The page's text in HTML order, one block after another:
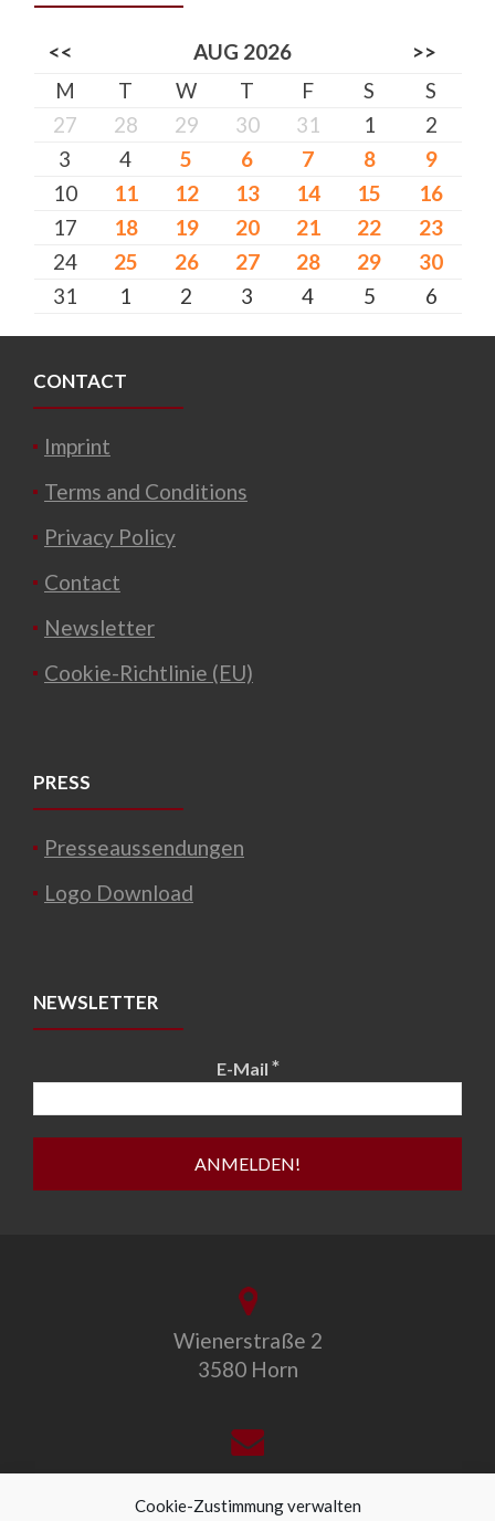
Cookie-Zustimmung verwalten
<< AUG 2026
>>
M
T W T F S
S
27
28 29 30 31 1
2
3
4 5 6 7 8
9
10
11 12 13 14 15
16
17
18 19 20 21 22
23
24
25 26 27 28 29
30
31
1 2 3 4 5 6
CONTACT
Imprint
Terms and Conditions
Privacy Policy
Contact
Newsletter
Cookie-Richtlinie (EU)
PRESS
Presseaussendungen
Logo Download
NEWSLETTER
E-Mail *
Wienerstraße 2
3580 Horn
office@allegro-vivo.at